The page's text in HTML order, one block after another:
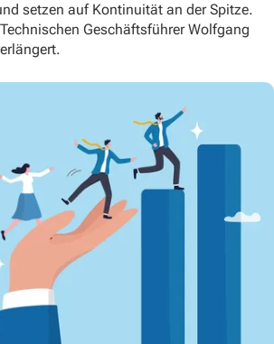
setzen auf Kontinuität an der Spitze.
Geschäftsführer Wolfgang